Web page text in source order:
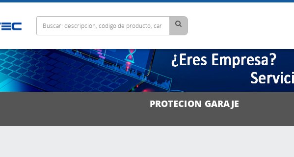
PROTECION GARAJE